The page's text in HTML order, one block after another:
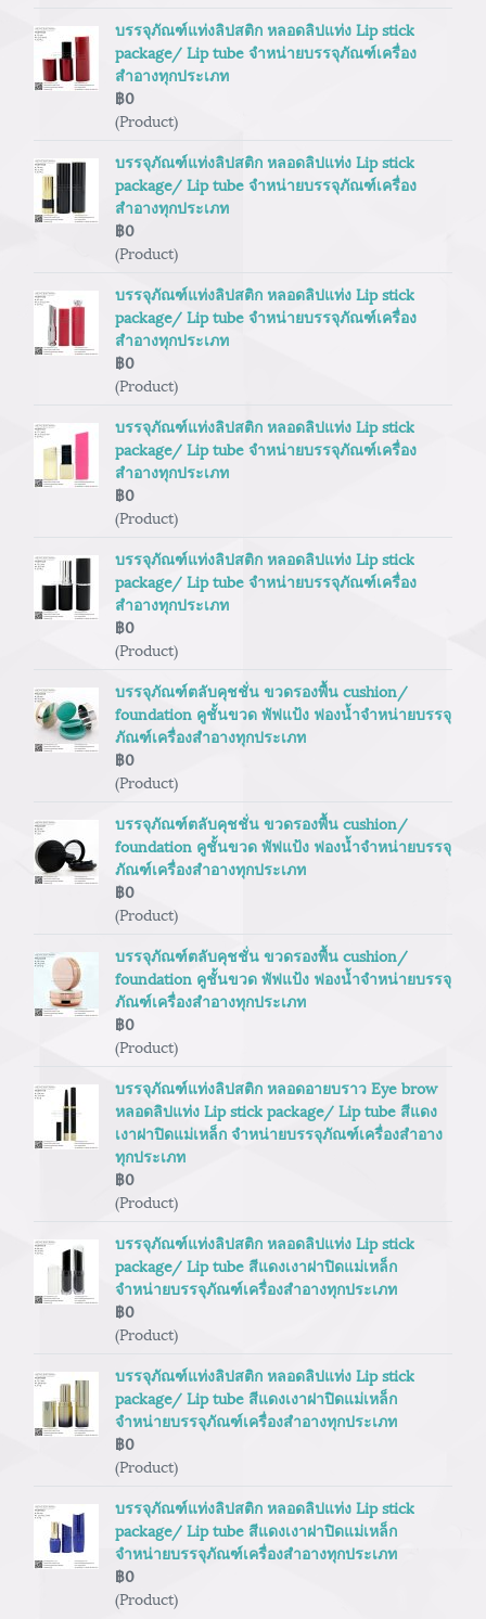
บรรจุภัณฑ์แท่งลิปสติก หลอดลิปแท่ง Lip stick
package/ Lip tube จำหน่ายบรรจุภัณฑ์เครื่อง
สำอางทุกประเภท
฿0
(Product)
บรรจุภัณฑ์แท่งลิปสติก หลอดลิปแท่ง Lip stick
package/ Lip tube จำหน่ายบรรจุภัณฑ์เครื่อง
สำอางทุกประเภท
฿0
(Product)
บรรจุภัณฑ์แท่งลิปสติก หลอดลิปแท่ง Lip stick
package/ Lip tube จำหน่ายบรรจุภัณฑ์เครื่อง
สำอางทุกประเภท
฿0
(Product)
บรรจุภัณฑ์แท่งลิปสติก หลอดลิปแท่ง Lip stick
package/ Lip tube จำหน่ายบรรจุภัณฑ์เครื่อง
สำอางทุกประเภท
฿0
(Product)
บรรจุภัณฑ์แท่งลิปสติก หลอดลิปแท่ง Lip stick
package/ Lip tube จำหน่ายบรรจุภัณฑ์เครื่อง
สำอางทุกประเภท
฿0
(Product)
บรรจุภัณฑ์ตลับคุชชั่น ขวดรองพื้น cushion/
foundation คูชั้นขวด พัฟแป้ง ฟองน้ำจำหน่ายบรรจุ
ภัณฑ์เครื่องสำอางทุกประเภท
฿0
(Product)
บรรจุภัณฑ์ตลับคุชชั่น ขวดรองพื้น cushion/
foundation คูชั้นขวด พัฟแป้ง ฟองน้ำจำหน่ายบรรจุ
ภัณฑ์เครื่องสำอางทุกประเภท
฿0
(Product)
บรรจุภัณฑ์ตลับคุชชั่น ขวดรองพื้น cushion/
foundation คูชั้นขวด พัฟแป้ง ฟองน้ำจำหน่ายบรรจุ
ภัณฑ์เครื่องสำอางทุกประเภท
฿0
(Product)
บรรจุภัณฑ์แท่งลิปสติก หลอดอายบราว Eye brow
หลอดลิปแท่ง Lip stick package/ Lip tube สีแดง
เงาฝาปิดแม่เหล็ก จำหน่ายบรรจุภัณฑ์เครื่องสำอาง
ทุกประเภท
฿0
(Product)
บรรจุภัณฑ์แท่งลิปสติก หลอดลิปแท่ง Lip stick
package/ Lip tube สีแดงเงาฝาปิดแม่เหล็ก
จำหน่ายบรรจุภัณฑ์เครื่องสำอางทุกประเภท
฿0
(Product)
บรรจุภัณฑ์แท่งลิปสติก หลอดลิปแท่ง Lip stick
package/ Lip tube สีแดงเงาฝาปิดแม่เหล็ก
จำหน่ายบรรจุภัณฑ์เครื่องสำอางทุกประเภท
฿0
(Product)
บรรจุภัณฑ์แท่งลิปสติก หลอดลิปแท่ง Lip stick
package/ Lip tube สีแดงเงาฝาปิดแม่เหล็ก
จำหน่ายบรรจุภัณฑ์เครื่องสำอางทุกประเภท
฿0
(Product)